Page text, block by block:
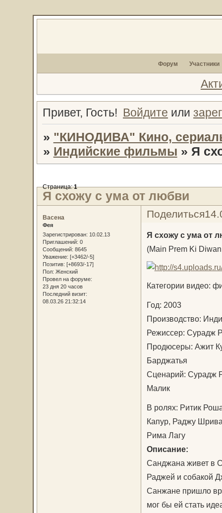
Форум Участники
Привет, Гость! Войдите или
» "КИНОДИВА" Кино,
» Индийские фильмы » Я
Я схожу с ума от любви
Страница:1
Поделиться
Васена
Фея
Зарегистрирован: 10.02.13
Приглашений: 0
Сообщений: 8645
Уважение: [+3462/-5]
Позитив: [+8693/-17]
Пол: Женский
Провел на форуме:
23 дня 20 часов
Последний визит:
08.03.26 21:32:14
Я схожу с ума от
(Main Prem Ki
Категории видео:
Год: 2003
Производство:
Режиссер: Сурадж
Продюсеры: Ажит
Барджатья
Сценарий: Сурадж
Малик
В ролях: Ритик
Капур, Раджу
Рима Лагу
Описание:
Санджана живет в
Раджей и собакой
Санжане пришло
мог бы ей стать